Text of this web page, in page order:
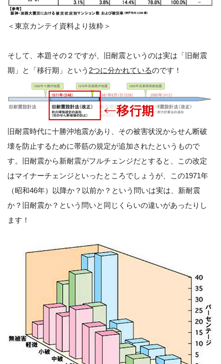
＜東京カンテイ資料より抜粋＞
そして、本題その２ですが、旧耐震というのは実は「旧耐震
期」と「移行期」という 2つに分かれているのです！
旧耐震時代に十勝沖地震があり、その被害状況からせん断破
壊を防止するために帯筋の規定が追加されたというもので
す。旧耐震から新耐震がフルチェンジだとすると、この改定
はマイナーチェンジといったところでしょうが、この1971年
（昭和46年）以降か？以前か？という問いは実は、新耐震
か？旧耐震か？という問いと同じくらいの違いがあったりし
ます！